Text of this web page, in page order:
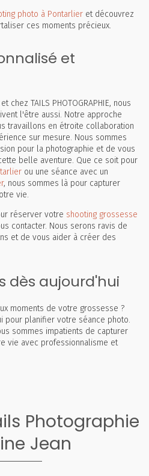
photo à Pontarlier et découvrez
ces moments précieux.
et
chez TAILS PHOTOGRAPHIE, nous
l'être aussi. Notre approche
travaillons en étroite collaboration
sur mesure. Nous sommes
pour la photographie et de vous
belle aventure. Que ce soit pour
ou une séance avec un
, nous sommes là pour capturer
vie.
réserver votre shooting grossesse
contacter. Nous serons ravis de
et de vous aider à créer des
dès aujourd'hui
moments de votre grossesse ?
pour planifier votre séance photo.
sommes impatients de capturer
vie avec professionnalisme et
Photographie
Jean